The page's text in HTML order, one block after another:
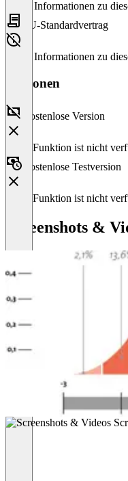
Keine Informationen zu
EU-Standardvertrag
Keine Informationen zu
Versionen
Kostenlose Version
Diese Funktion ist nicht
Kostenlose Testversion
Diese Funktion ist nicht
Screenshots &